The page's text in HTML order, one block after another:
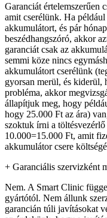
Garanciát értelemszerűen
amit cserélünk. Ha
akkumulátort, és pár
beszédhangszóró, akkor
garanciát csak az
semmi köze nincs
akkumulátort cserélünk
gyorsan merül, és kiderül,
probléma, akkor
állapítjuk meg, hogy
hogy 25.000 Ft az ára)
szoktuk írni a
10.000=15.000 Ft, amit
akkumulátor csere
+ Garanciális szervizként
Nem. A Smart Clinic
gyártótól. Nem állunk
garancián túli javításokat